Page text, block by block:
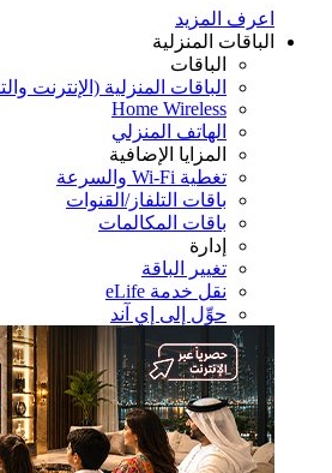
المزيد
المنزلية
الباقات
الباقات المنزلية (الإنترنت والتلفاز)
Home Wireless
الهاتف المنزلي
المزايا الإضافية
باقات التلفاز/القنوات
باقات المكالمات
تغيير الباقة
نقل خدمة eLife
حوِّل إلى إي آند